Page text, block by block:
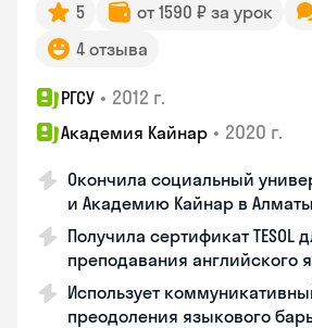
5 от 1590 ₽ за урок
4 отзыва
РГСУ • 2012 г.
Академия Кайнар • 2020 г.
Окончила социальный
и Академию Кайнар в Алматы
Получила сертификат TESOL
преподавания английского
Использует
преодоления языкового